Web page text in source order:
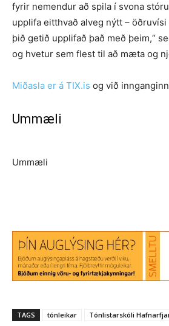
fyrir nemendur að spila í svona
upplifa eitthvað alveg nýtt –
þið getið upplifað það með þeim,“
og hvetur sem flest til að mæta og
Miðasla er á TIX.is og við
Ummæli
Ummæli
TAGS tónleikar Tónlistarskóli